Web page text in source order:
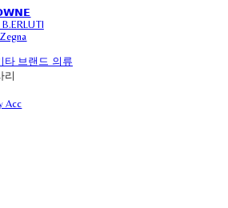
타 브랜드 의류
리
Acc